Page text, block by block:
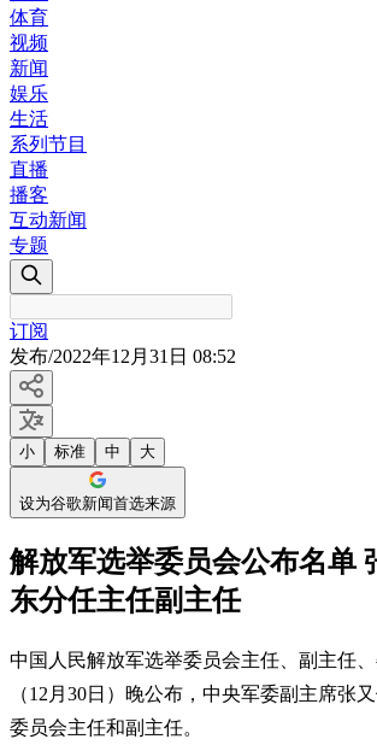
体育
视频
新闻
娱乐
生活
系列节目
直播
播客
互动新闻
专题
订阅
发布/2022年12月31日 08:52
小 标准 中 大
设为谷歌新闻首选来源
解放军选举委员会公布名单
东分任主任副主任
中国人民解放军选举委员会主任、副主任
（12月30日）晚公布，中央军委副主席张
委员会主任和副主任。